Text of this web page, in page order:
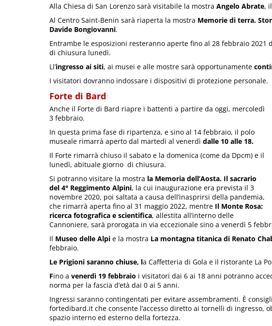
Alla Chiesa di San Lorenzo sarà visitabile la mostra Angelo Abrate,
Al Centro Saint-Benin sarà riaperta la mostra Memorie di terra.
Davide Bongiovanni.
Entrambe le esposizioni resteranno aperte fino al 28 febbraio
di chiusura lunedì.
Ll’ingresso ai siti, ai musei e alle mostre sarà opportunamente
I visitatori dovranno indossare i dispositivi di protezione personale.
Forte di Bard
Anche il Forte di Bard riapre i battenti a partire da oggi, mercoledì
3 febbraio.
In questa prima fase di ripartenza, e sino al 14 febbraio, il polo
museale rimarrà aperto dal martedì al venerdì dalle 10 alle 18.
Il Forte rimarrà chiuso il sabato e la domenica (come da Dpcm) e il
lunedì, abituale giorno di chiusura.
Si potranno visitare la mostra la Memoria dell’Aosta. Il sacrario
del 4° Reggimento Alpini, la cui inaugurazione era prevista il 3
novembre 2020, poi saltata a causa dell’inasprirsi della pandemia,
che rimarrà aperta fino al 31 maggio 2022, mentre Il Monte Rosa:
ricerca fotografica e scientifica, allestita all’interno delle
Cannoniere, sarà prorogata in via eccezionale sino a venerdì 5
Il Museo delle Alpi e la mostra La montagna titanica di Renato
febbraio.
Le Prigioni saranno chiuse, la Caffetteria di Gola e il ristorante La
Fino a venerdì 19 febbraio i visitatori dai 6 ai 18 anni potranno
norma per la fascia d’età dai 0 ai 5 anni.
Ingressi saranno contingentati per evitare assembramenti. È
fortedibard.it che consente l’accesso diretto ai tornelli di ingresso,
spazio interno ed esterno della fortezza.